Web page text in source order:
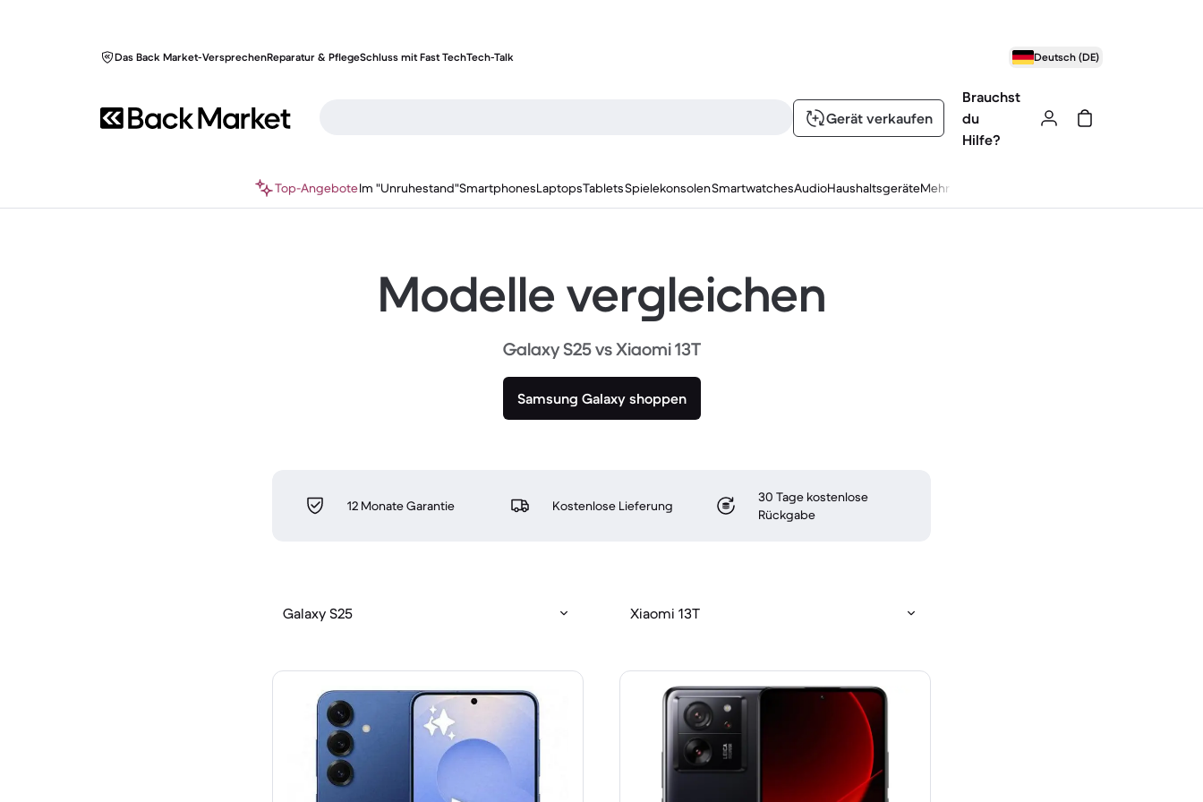
Das Back Market-VersprechenReparatur & PflegeSchluss mit Fast TechTech-Talk Deutsch (DE)
Gerät verkaufen
Brauchst
du
Hilfe?
Top-AngeboteIm "Unruhestand"SmartphonesLaptopsTabletsSpielekonsolenSmartwatchesAudioHaushaltsgeräteMehr
Modelle vergleichen
Galaxy S25 vs Xiaomi 13T
Samsung Galaxy shoppen
12 Monate Garantie Kostenlose Lieferung
30 Tage kostenlose
Rückgabe
Galaxy S25 Xiaomi 13T